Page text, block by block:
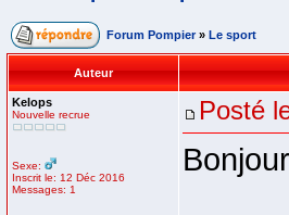
Forum Pompier » Le sport
Auteur
Kelops
Nouvelle recrue
Sexe:
Inscrit le: 12 Déc 2016
Messages: 1
Posté
Bonjour